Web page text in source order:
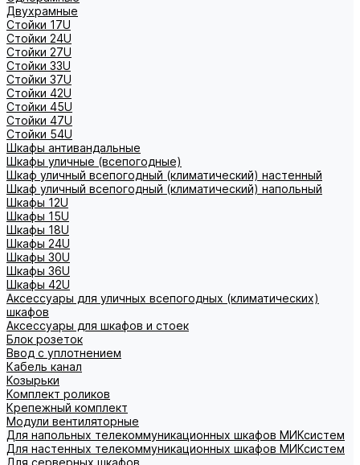
Двухрамные
Стойки 17U
Стойки 24U
Стойки 27U
Стойки 33U
Стойки 37U
Стойки 42U
Стойки 45U
Стойки 47U
Стойки 54U
Шкафы антивандальные
Шкафы уличные (всепогодные)
Шкаф уличный всепогодный (климатический) настенный
Шкаф уличный всепогодный (климатический) напольный
Шкафы 12U
Шкафы 15U
Шкафы 18U
Шкафы 24U
Шкафы 30U
Шкафы 36U
Шкафы 42U
Аксессуары для уличных всепогодных (климатических)
шкафов
Аксессуары для шкафов и стоек
Блок розеток
Ввод с уплотнением
Кабель канал
Козырьки
Комплект роликов
Крепежный комплект
Модули вентиляторные
Для напольных телекоммуникационных шкафов МИКсистем
Для настенных телекоммуникационных шкафов МИКсистем
Для серверных шкафов